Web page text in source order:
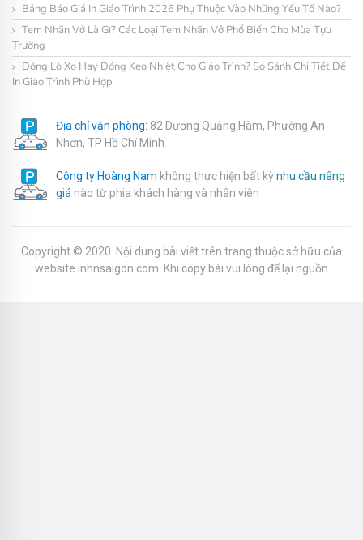
Bảng Báo Giá In Giáo Trình 2026 Phụ Thuộc Vào Những Yếu Tố Nào?
Tem Nhãn Vở Là Gì? Các Loại Tem Nhãn Vở Phổ Biến Cho Mùa Tựu
Trường
Đóng Lò Xo Hay Đóng Keo Nhiệt Cho Giáo Trình? So Sánh Chi Tiết Để
In Giáo Trình Phù Hợp
Địa chỉ văn phòng: 82 Dương Quảng Hàm, Phường An
Nhơn, TP Hồ Chí Minh
Công ty Hoàng Nam không thực hiện bất kỳnhu cầu nâng
giá nào từ phia khách hàng và nhân viên
Copyright © 2020. Nội dung bài viết trên trang thuộc sở hữu của
website inhnsaigon.com. Khi copy bài vui lòng để lại nguồn